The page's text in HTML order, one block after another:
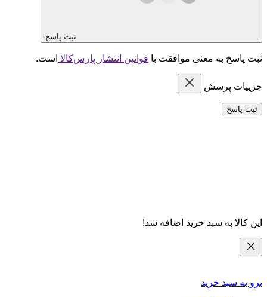
ثبت پاسخ
ثبت پاسخ به معنی موافقت با قوانین انتشار پارس‌کالا است.
جزییات پرسش
ثبت پاسخ
این کالا به سبد خرید اضافه شد!
برو به سبد خرید